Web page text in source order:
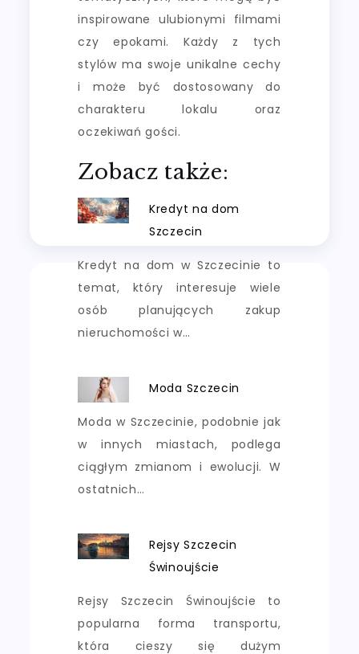
inspirowane ulubionymi filmami
czy epokami. Każdy z tych
stylów ma swoje unikalne cechy
i może być dostosowany do
charakteru lokalu oraz
oczekiwań gości.
Zobacz także:
Kredyt na dom
Szczecin
Kredyt na dom w Szczecinie to
temat, który interesuje wiele
osób planujących zakup
nieruchomości w…
Moda Szczecin
Moda w Szczecinie, podobnie jak
w innych miastach, podlega
ciągłym zmianom i ewolucji. W
ostatnich…
Rejsy Szczecin
Świnoujście
Rejsy Szczecin Świnoujście to
popularna forma transportu,
która cieszy się dużym